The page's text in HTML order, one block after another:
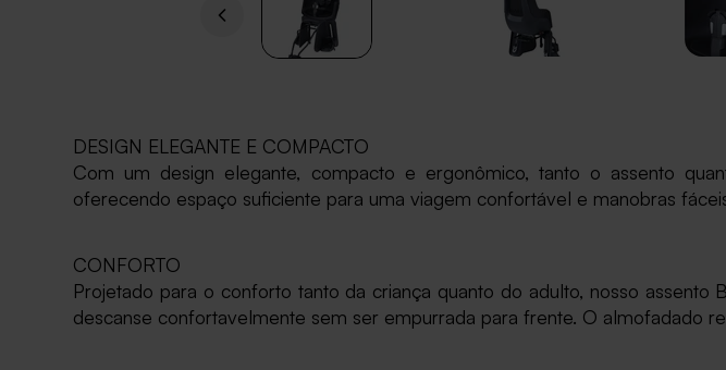
DESIGN ELEGANTE E COMPACTO
Com um design elegante, compacto e ergonômico, tanto o assento
oferecendo espaço suficiente para uma viagem confortável e manobras
CONFORTO
Projetado para o conforto tanto da criança quanto do adulto, nosso
descanse confortavelmente sem ser empurrada para frente. O almofadado